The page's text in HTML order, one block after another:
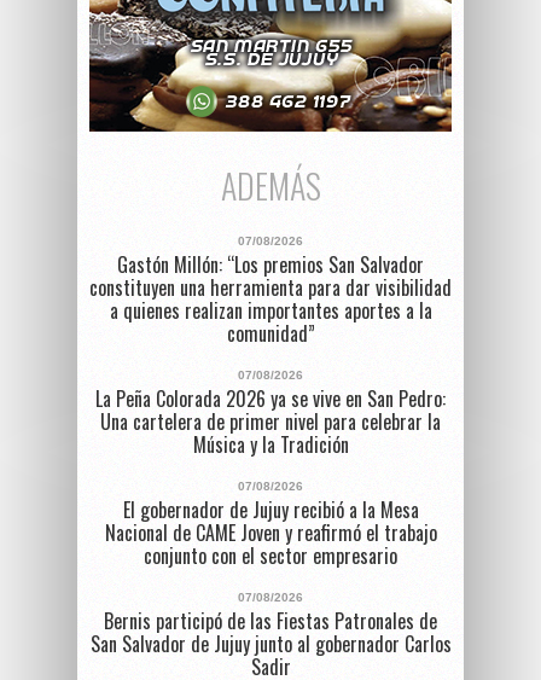
ADEMÁS
07/08/2026
Gastón Millón: “Los premios San Salvador
constituyen una herramienta para dar visibilidad
a quienes realizan importantes aportes a la
comunidad”
07/08/2026
La Peña Colorada 2026 ya se vive en San Pedro:
Una cartelera de primer nivel para celebrar la
Música y la Tradición
07/08/2026
El gobernador de Jujuy recibió a la Mesa
Nacional de CAME Joven y reafirmó el trabajo
conjunto con el sector empresario
07/08/2026
Bernis participó de las Fiestas Patronales de
San Salvador de Jujuy junto al gobernador Carlos
Sadir